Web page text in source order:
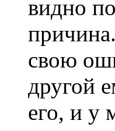
видно
свою
другой
его, и у